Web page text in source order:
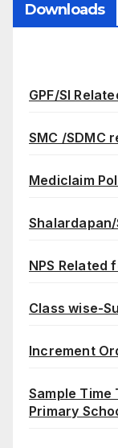
Downloads
GPF/SI
SMC /SDMC
Mediclaim
NPS Related
Class wise-
Increment
Sample Time
Primary